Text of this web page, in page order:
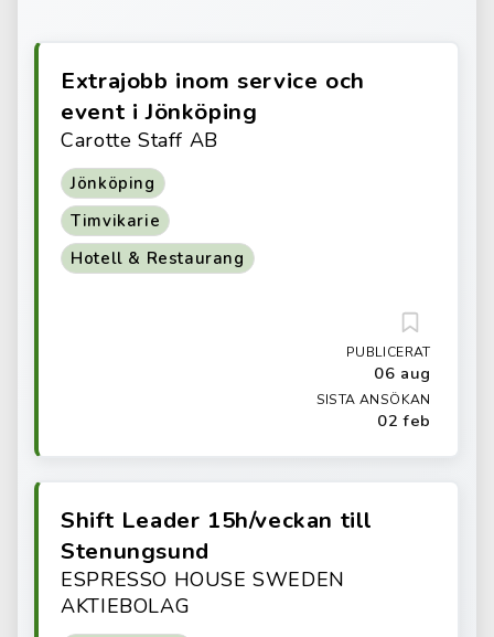
Extrajobb inom service och
event i Jönköping
Carotte Staff AB
Jönköping
Timvikarie
Hotell & Restaurang
PUBLICERAT
06 aug
SISTA ANSÖKAN
02 feb
Shift Leader 15h/veckan till
Stenungsund
ESPRESSO HOUSE SWEDEN
AKTIEBOLAG